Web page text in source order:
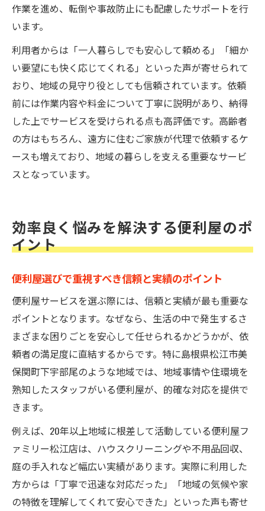
作業を進め、転倒や事故防止にも配慮したサポートを行
います。
利用者からは「一人暮らしでも安心して頼める」「細か
い要望にも快く応じてくれる」といった声が寄せられて
おり、地域の見守り役としても信頼されています。依頼
前には作業内容や料金について丁寧に説明があり、納得
した上でサービスを受けられる点も高評価です。高齢者
の方はもちろん、遠方に住むご家族が代理で依頼するケ
ースも増えており、地域の暮らしを支える重要なサービ
スとなっています。
効率良く悩みを解決する便利屋のポ
イント
便利屋選びで重視すべき信頼と実績のポイント
便利屋サービスを選ぶ際には、信頼と実績が最も重要な
ポイントとなります。なぜなら、生活の中で発生するさ
まざまな困りごとを安心して任せられるかどうかが、依
頼者の満足度に直結するからです。特に島根県松江市美
保関町下宇部尾のような地域では、地域事情や住環境を
熟知したスタッフがいる便利屋が、的確な対応を提供で
きます。
例えば、20年以上地域に根差して活動している便利屋フ
ァミリー松江店は、ハウスクリーニングや不用品回収、
庭の手入れなど幅広い実績があります。実際に利用した
方からは「丁寧で迅速な対応だった」「地域の気候や家
の特徴を理解してくれて安心できた」といった声も寄せ